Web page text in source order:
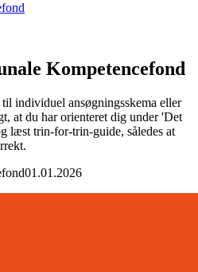
Kompetencefond
individuel ansøgningsskema eller
at du har orienteret dig under 'Det
læst trin-for-trin-guide, således at
01.01.2026